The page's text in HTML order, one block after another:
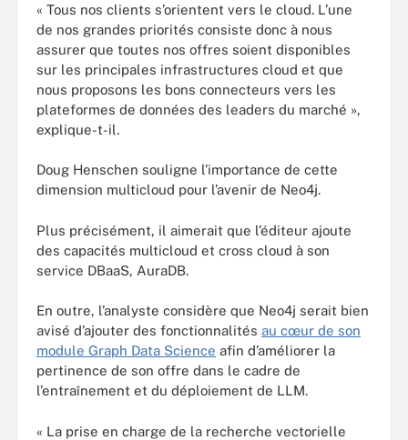
« Tous nos clients s’orientent vers le cloud. L’une
de nos grandes priorités consiste donc à nous
assurer que toutes nos offres soient disponibles
sur les principales infrastructures cloud et que
nous proposons les bons connecteurs vers les
plateformes de données des leaders du marché »,
explique-t-il.
Doug Henschen souligne l’importance de cette
dimension multicloud pour l’avenir de Neo4j.
Plus précisément, il aimerait que l’éditeur ajoute
des capacités multicloud et cross cloud à son
service DBaaS, AuraDB.
En outre, l’analyste considère que Neo4j serait bien
avisé d’ajouter des fonctionnalités au cœur de son
module Graph Data Science afin d’améliorer la
pertinence de son offre dans le cadre de
l’entraînement et du déploiement de LLM.
« La prise en charge de la recherche vectorielle